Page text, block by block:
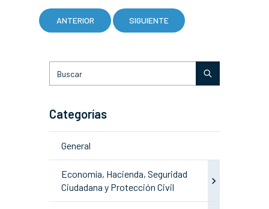
ANTERIOR SIGUIENTE
Categorías
General
Economía, Hacienda, Seguridad
Ciudadana y Protección Civil